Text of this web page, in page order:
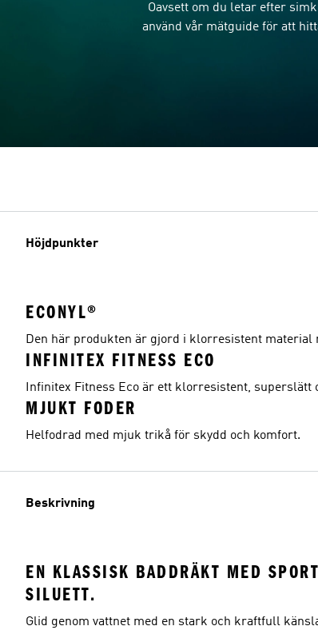
Oavsett om du letar efter
använd vår mätguide för att
Höjdpunkter
ECONYL®
Den här produkten är gjord i klorresistent material
INFINITEX FITNESS ECO
Infinitex Fitness Eco är ett klorresistent,
MJUKT FODER
Helfodrad med mjuk trikå för skydd och komfort.
Beskrivning
EN KLASSISK BADDRÄKT MED
SILUETT.
Glid genom vattnet med en stark och kraftfull